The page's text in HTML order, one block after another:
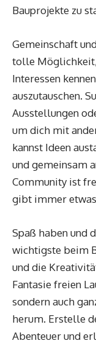
Bauprojekte zu
Gemeinschaft
tolle
Interessen
auszutauschen.
Ausstellungen
um dich mit
kannst Ideen
und gemeinsam
Community ist
gibt immer
Spaß haben und
wichtigste beim
und die
Fantasie freien
sondern auch
herum. Erstelle
Abenteuer und